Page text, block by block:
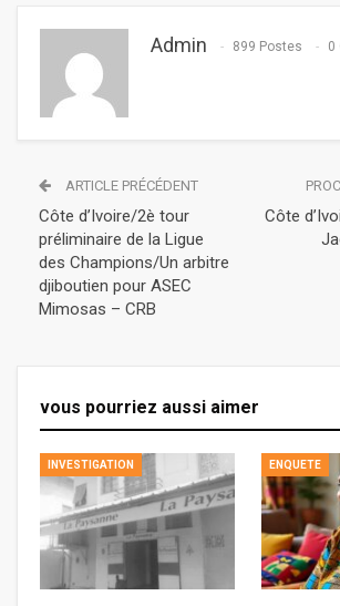
Admin 899 Postes 0
ARTICLE PRÉCÉDENT
Côte d’Ivoire/2è tour
préliminaire de la Ligue
des Champions/Un arbitre
djiboutien pour ASEC
Mimosas – CRB
Côte
vous pourriez aussi aimer
INVESTIGATION ENQUETE